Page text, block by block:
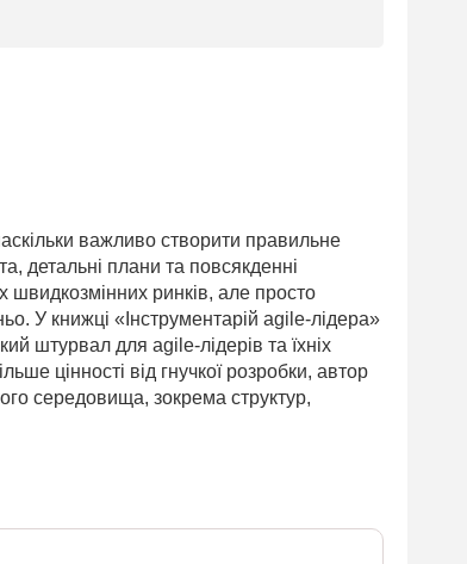
важливо створити правильне
детальні плани та повсякденні
швидкозмінних ринків, але просто
У книжці «Інструментарій agile-лідера»
штурвал для agile-лідерів та їхніх
цінності від гнучкої розробки, автор
середовища, зокрема структур,